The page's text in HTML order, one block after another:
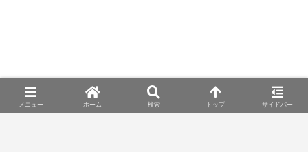
メニュー ホーム 検索 トップ サイドバー